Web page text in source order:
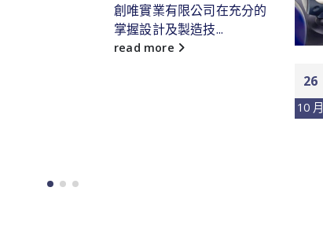
創唯實業有限公司在充分的
掌握設計及製造技...
read more
26
10 月